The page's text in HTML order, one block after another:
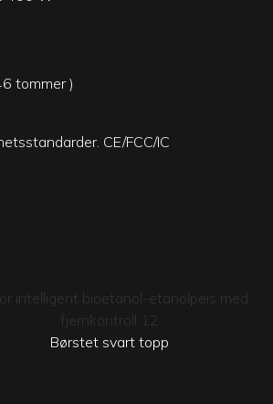
tommer )
CE/FCC/IC
Børstet svart topp